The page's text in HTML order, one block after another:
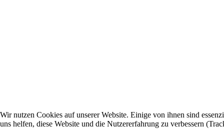
Wir nutzen Cookies auf unserer Website. Einige von ihnen sind
uns helfen, diese Website und die Nutzererfahrung zu verbessern